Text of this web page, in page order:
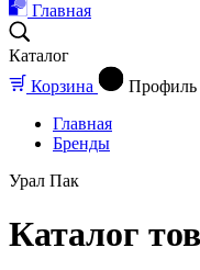
Главная
Каталог
Корзина
Профиль
Главная
Бренды
Урал Пак
Каталог